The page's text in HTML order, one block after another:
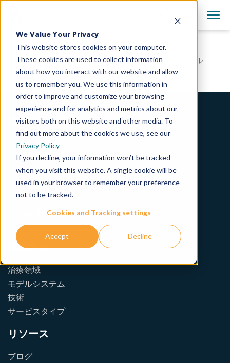
We Value Your Privacy
This website stores cookies on your computer.
These cookies are used to collect information
about how you interact with our website and allow
us to remember you. We use this information in
order to improve and customize your browsing
experience and for analytics and metrics about our
visitors both on this website and other media. To
find out more about the cookies we use, see our
Privacy Policy
If you decline, your information won’t be tracked
when you visit this website. A single cookie will be
used in your browser to remember your preference
not to be tracked.
Cookies and Tracking settings
Accept Decline
English
日本語
简体中文
All Contact Information
業界No.1のコレクション数を誇る患者腫瘍移植マウスモデル
当社について
会社概要
企業理念
社会的責任
経営方針
ニュース＆イベント
事業内容
治療領域
モデルシステム
技術
サービスタイプ
リソース
ブログ